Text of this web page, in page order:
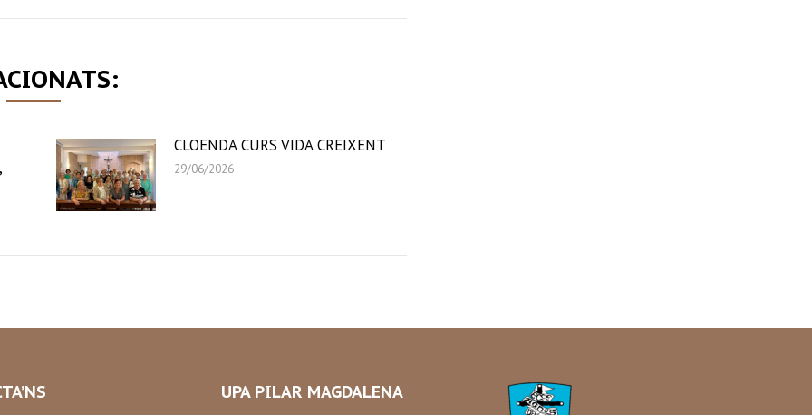
CLOENDA CURS VIDA CREIXENT
29/06/2026
UPA PILAR MAGDALENA